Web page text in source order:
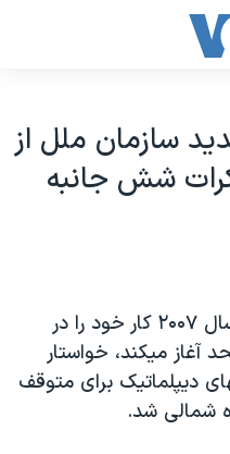
سازمان ملل از
شش جانبه
بان کی مون، که از اول ژانویه سال ۲۰۰۷ کار خود را در
میکند، خواستار
دیپلماتیک برای متوقف
شمالی شد.